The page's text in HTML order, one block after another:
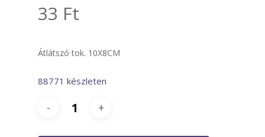
33 Ft
Átlátszó tok. 10X8CM
88771 készleten